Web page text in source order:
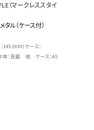
（マークレススタイ
タル（ケース付）
（mm）ケース：
体：真鍮 他 ケース：AS